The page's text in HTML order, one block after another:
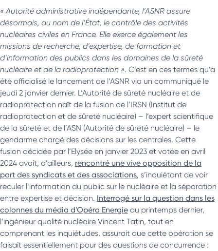
« Autorité administrative indépendante, l’ASNR assure
désormais, au nom de l’État, le contrôle des activités
nucléaires civiles en France. Elle exerce également les
missions de recherche, d’expertise, de formation et
d’information des publics dans les domaines de la sûreté
nucléaire et de la radioprotection ». C’est en ces termes qu’a
été officialisé le lancement de l’ASNR via un communiqué le
jeudi 2 janvier dernier. L’Autorité de sûreté nucléaire et de
radioprotection naît de la fusion de l’IRSN (Institut de
radioprotection et de sûreté nucléaire) – l’expert scientifique
de la sûreté et de l’ASN (Autorité de sûreté nucléaire) – le
gendarme chargé des décisions sur les centrales. Cette
fusion décidée par l’Elysée en janvier 2023 et votée en avril
2024 avait, d’ailleurs, rencontré une vive opposition de la
part des syndicats et des associations, s’inquiétant de voir
reculer l’information du public sur le nucléaire et la séparation
entre expertise et décision. Interrogé sur la question dans les
colonnes du média d’Opéra Energie au printemps dernier,
l’ingénieur qualité nucléaire Vincent Tatin, tout en
comprenant les inquiétudes, assurait que cette opération se
faisait essentiellement pour des questions de concurrence :